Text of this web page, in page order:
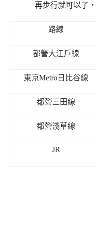
再步行就可以了，
路線
都營大江戶線
東京Metro 日比谷線
都營三田線
都營淺草線
JR